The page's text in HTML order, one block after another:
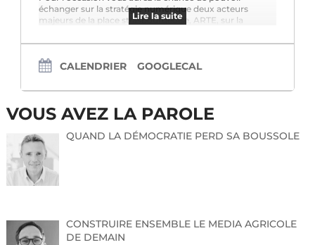
Lire la suite
échanger sur la stratégie numérique deux acteurs
majeurs de la place strasbourgeoise, ARTE, sur la
bouleversement avec l’arrivée massive de l’intelligence
cybersécurité de la région Grand Est avec l’arrivée
officiellement le 22 Octobre.
INSCRIPTION
CALENDRIER GOOGLECAL
VOUS AVEZ LA PAROLE
QUAND LA DÉMOCRATIE PERD SA BOUSSOLE
CONSTRUIRE ENSEMBLE LE MEDIA AGRICOLE
DE DEMAIN